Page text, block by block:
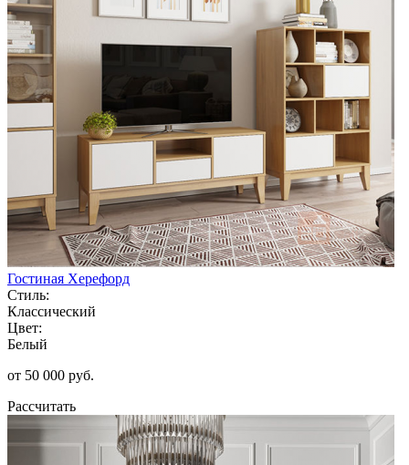
Гостиная Херефорд
Стиль:
Классический
Цвет:
Белый
от 50 000 руб.
Рассчитать